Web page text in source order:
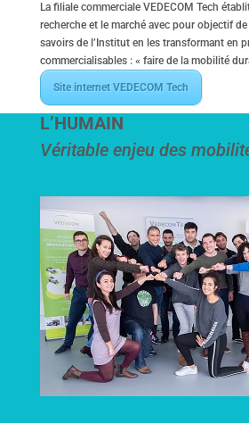
La filiale commerciale VEDECOM Tech
recherche et le marché avec pour objectif
savoirs de l’Institut en les transformant en
commercialisables : « faire de la mobilité
Site internet VEDECOM Tech
L’HUMAIN
Véritable enjeu des